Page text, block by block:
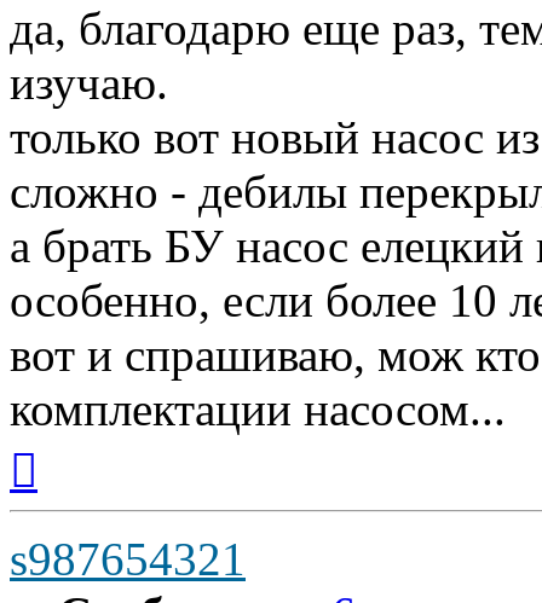
да, благодарю еще раз,
изучаю.
только вот новый насос
сложно - дебилы
а брать БУ насос
особенно, если более 10
вот и спрашиваю, мож
комплектации насосом...
началу
s987654321